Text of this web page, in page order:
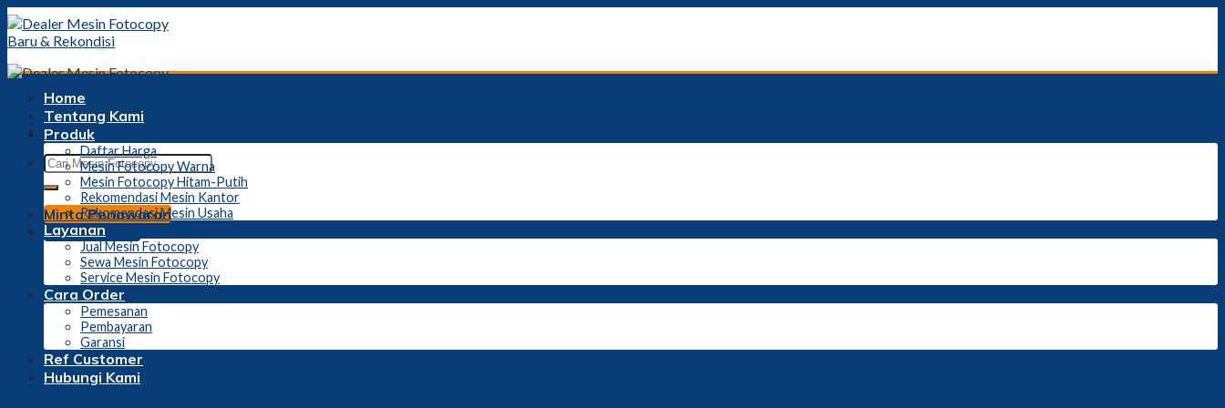
Skip
to
content
Minta Penawaran
Daftar Harga
Home
Tentang Kami
Produk
Daftar Harga
Mesin Fotocopy Warna
Mesin Fotocopy Hitam-Putih
Rekomendasi Mesin Kantor
Rekomendasi Mesin Usaha
Layanan
Jual Mesin Fotocopy
Sewa Mesin Fotocopy
Service Mesin Fotocopy
Cara Order
Pemesanan
Pembayaran
Garansi
Ref Customer
Hubungi Kami